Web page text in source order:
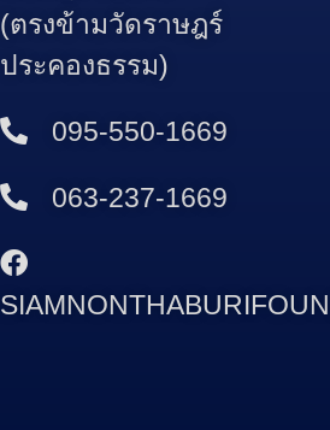
(ตรงข้ามวัดราษฎร์
ประคองธรรม)
095-550-1669
063-237-1669